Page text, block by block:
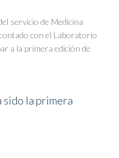
servicio de Medicina
con el Laboratorio
a la primera edición de
sido la primera